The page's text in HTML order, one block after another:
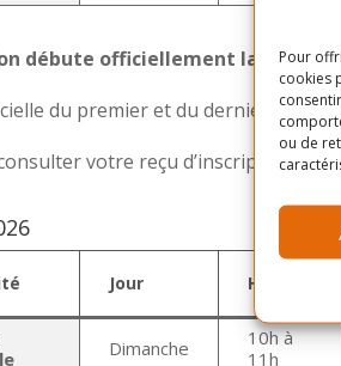
Pour
cookies
ou de
débute officiellement la
du premier et du dernier cours :
votre reçu d’inscription
Jour Horaire
Dimanche
10h à
11h